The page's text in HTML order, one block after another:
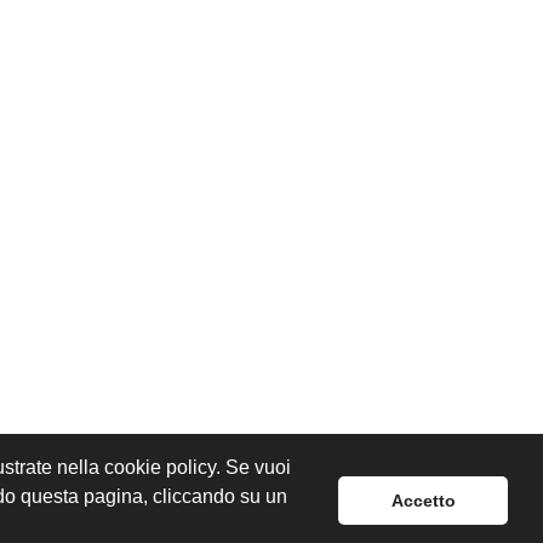
nella cookie policy. Se vuoi
questa pagina, cliccando su un
Accetto